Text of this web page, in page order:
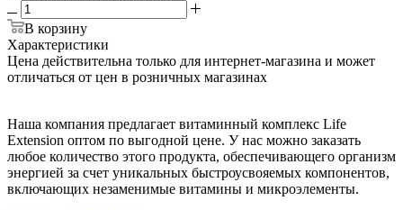
В корзину
Характеристики
Цена действительна только для интернет-магазина и может
отличаться от цен в розничных магазинах
Наша компания предлагает витаминный комплекс Life
Extension оптом по выгодной цене. У нас можно заказать
любое количество этого продукта, обеспечивающего организм
энергией за счет уникальных быстроусвояемых компонентов,
включающих незаменимые витамины и микроэлементы.